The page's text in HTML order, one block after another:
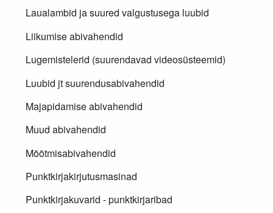
Laualambid ja suured valgustusega luubid
Liikumise abivahendid
Lugemistelerid (suurendavad videosüsteemid)
Luubid jt suurendusabivahendid
Majapidamise abivahendid
Muud abivahendid
Mõõtmisabivahendid
Punktkirjakirjutusmasinad
Punktkirjakuvarid - punktkirjaribad